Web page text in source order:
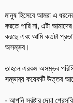
মানুষ হিসেবে আমরা এ ধরনের
করতে পারি না, এটা
করছে এবং আমি কতটা
অসম্ভব।
তাহলে এরকম অসম্ভব
সম্ভাব্য কয়েকটি উত্তর
- আপনি স্রষ্টার দেয়া